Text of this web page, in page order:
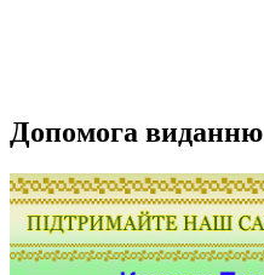
Допомога виданню